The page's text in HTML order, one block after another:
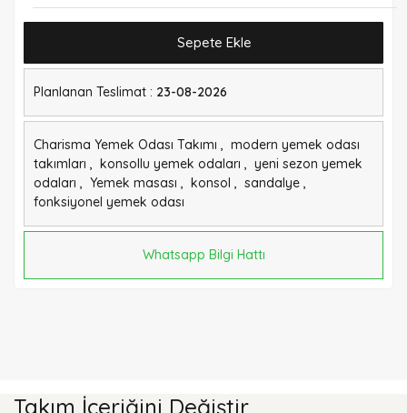
Sepete Ekle
Planlanan Teslimat : 23-08-2026
Charisma Yemek Odası Takımı , modern yemek odası
takımları , konsollu yemek odaları , yeni sezon yemek
odaları , Yemek masası , konsol , sandalye ,
fonksiyonel yemek odası
Whatsapp Bilgi Hattı
Takım İçeriğini Değiştir